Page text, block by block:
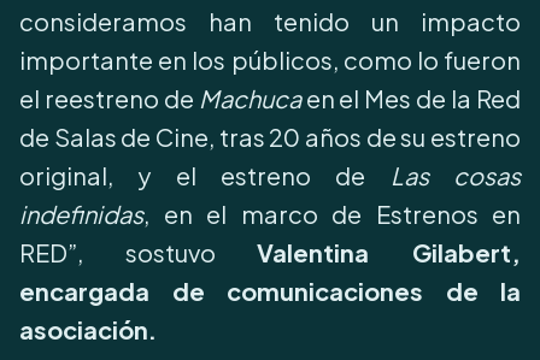
consideramos han tenido un impacto
importante en los públicos, como lo fueron
el reestreno de Machucaen el Mes de la Red
de Salas de Cine, tras 20 años de su estreno
original, y el estreno de Las cosas
indefinidas, en el marco de Estrenos en
RED”, sostuvoValentina Gilabert,
encargada de comunicaciones de la
asociación.